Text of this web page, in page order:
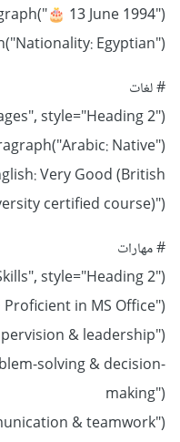
🎂 13 June 1994")
Egyptian")
# لغات
style="Heading 2")
Native")
Very Good (British
certified course)")
# مهارات
style="Heading 2")
in MS Office")
& leadership")
solving & decision-
making")
& teamwork")